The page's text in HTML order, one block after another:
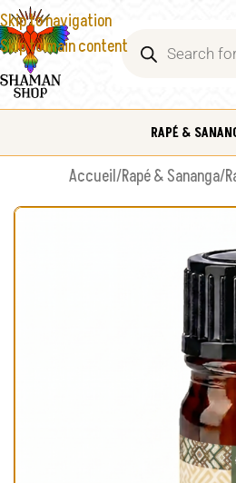
Skip to navigation
Skip to main content
RAPÉ &
Accueil/Rapé & Sananga/